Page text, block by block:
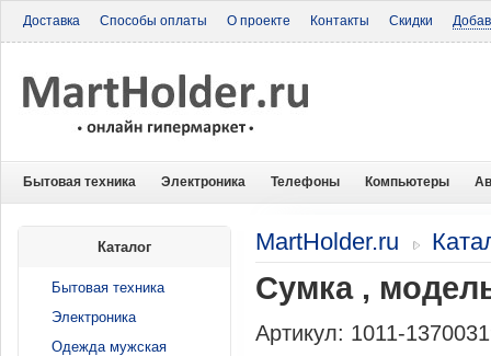
Доставка Способы оплаты О проекте Контакты Скидки
Бытовая техника Электроника Телефоны Компьютеры
MartHolder.ru
Сумка ,
Артикул: 1011-
Каталог
Бытовая техника
Электроника
Одежда мужская